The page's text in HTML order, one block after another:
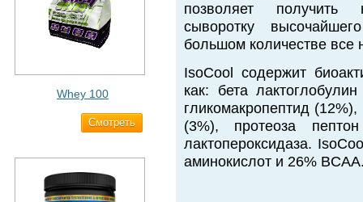
Whey 100
Cмотреть
позволяет получить
сыворотку
большом количестве
IsoCool содержит
как: бета
гликомакропептид
(3%), протеоза
лактопероксидаза.
аминокислот и 26%